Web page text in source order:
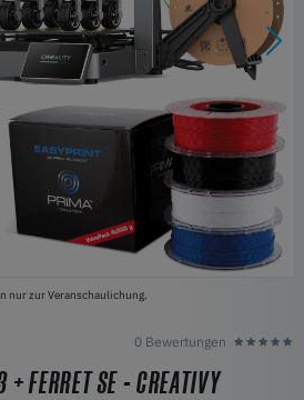
nur zur Veranschaulichung.
0 Bewertungen
FERRET SE - CREATIVY